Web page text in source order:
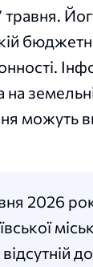
травня.
можуть
2026